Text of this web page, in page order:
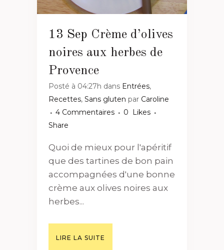
13 Sep Crème d’olives
noires aux herbes de
Provence
Posté à 04:27h dans Entrées,
Recettes, Sans gluten par Caroline
4 Commentaires
0
Likes
Share
Quoi de mieux pour l'apéritif
que des tartines de bon pain
accompagnées d'une bonne
crème aux olives noires aux
herbes...
LIRE LA SUITE